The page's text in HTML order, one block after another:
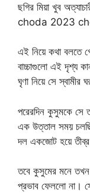
ছগির মিয়া খুব
choda 2023
এই নিয়ে কথা বলতে
বাচ্চাগুলো এই দৃশ্য
ঘৃণা নিয়ে সে স্বামীর
পরেরদিন কুসুমকে সে
এক উত্তাল সময়
দল একজোট হয়ে
তবে কুসুমের মনে
প্রভাব ফেললো না।